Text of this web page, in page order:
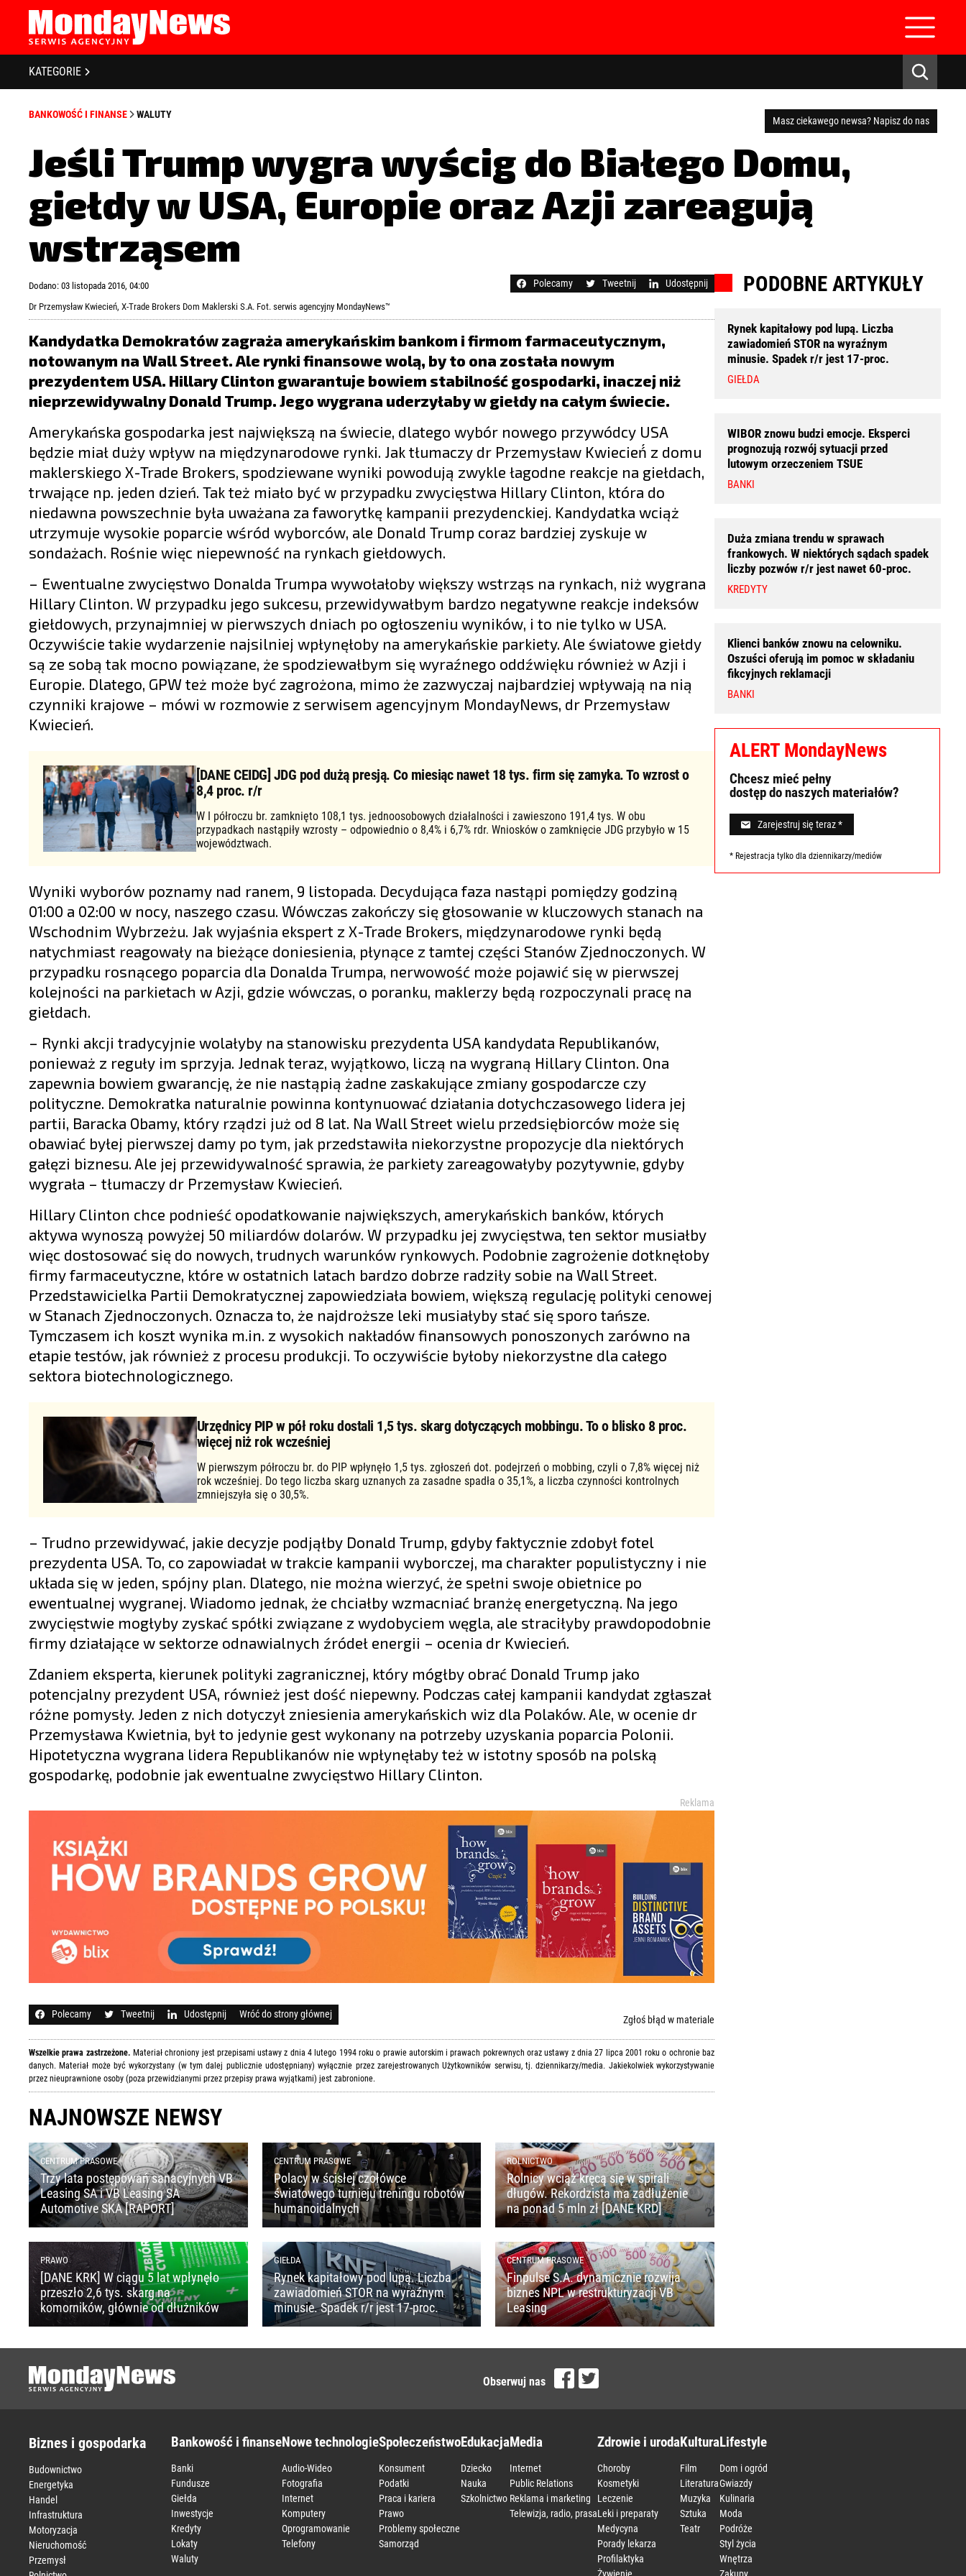
STRONA GŁÓWNA
O NAS
POLITYKA PRYWATNOŚCI
KONTAKT
KATEGORIE
BIZNES I GOSPODARKA
BANKOWOŚĆ I FINANSE
SPOŁECZEŃSTWO
EDUKACJA
MEDIA
ZDROWIE I URODA
KULTURA
LIFESTYLE
OPINIE I KOMENTARZE
BANKOWOŚĆ I FINANSE WALUTY
Masz ciekawego newsa? Napisz do nas
Jeśli Trump wygra wyścig do Białego Domu,
giełdy w USA, Europie oraz Azji zareagują
wstrząsem
Dodano: 03 listopada 2016, 04:00 Polecamy Tweetnij Udostępnij
Dr Przemysław Kwiecień, X-Trade Brokers Dom Maklerski S.A. Fot. serwis agencyjny MondayNews™
Kandydatka Demokratów zagraża amerykańskim bankom i firmom farmaceutycznym,
notowanym na Wall Street. Ale rynki finansowe wolą, by to ona została nowym
prezydentem USA. Hillary Clinton gwarantuje bowiem stabilność gospodarki, inaczej niż
nieprzewidywalny Donald Trump. Jego wygrana uderzyłaby w giełdy na całym świecie.
Amerykańska gospodarka jest największą na świecie, dlatego wybór nowego przywódcy USA
będzie miał duży wpływ na międzynarodowe rynki. Jak tłumaczy dr Przemysław Kwiecień́ z domu
maklerskiego X-Trade Brokers, spodziewane wyniki powodują zwykle łagodne reakcje na giełdach,
trwające np. jeden dzień. Tak też miało być w przypadku zwycięstwa Hillary Clinton, która do
niedawna powszechnie była uważana za faworytkę kampanii prezydenckiej. Kandydatka wciąż
utrzymuje wysokie poparcie wśród wyborców, ale Donald Trump coraz bardziej zyskuje w
sondażach. Rośnie więc niepewność na rynkach giełdowych.
– Ewentualne zwycięstwo Donalda Trumpa wywołałoby większy wstrząs na rynkach, niż wygrana
Hillary Clinton. W przypadku jego sukcesu, przewidywałbym bardzo negatywne reakcje indeksów
giełdowych, przynajmniej w pierwszych dniach po ogłoszeniu wyników, i to nie tylko w USA.
Oczywiście takie wydarzenie najsilniej wpłynęłoby na amerykańskie parkiety. Ale światowe giełdy
są ze sobą tak mocno powiązane, że spodziewałbym się wyraźnego oddźwięku również w Azji i
Europie. Dlatego, GPW też może być zagrożona, mimo że zazwyczaj najbardziej wpływają na nią
czynniki krajowe – mówi w rozmowie z serwisem agencyjnym MondayNews, dr Przemysław
Kwiecień.
[DANE CEIDG] JDG pod dużą presją. Co miesiąc nawet 18 tys. firm się zamyka. To wzrost o
8,4 proc. r/r
W I półroczu br. zamknięto 108,1 tys. jednoosobowych działalności i zawieszono 191,4 tys. W obu
przypadkach nastąpiły wzrosty – odpowiednio o 8,4% i 6,7% rdr. Wniosków o zamknięcie JDG przybyło w 15
województwach.
Wyniki wyborów poznamy nad ranem, 9 listopada. Decydująca faza nastąpi pomiędzy godziną
01:00 a 02:00 w nocy, naszego czasu. Wówczas zakończy się głosowanie w kluczowych stanach na
Wschodnim Wybrzeżu. Jak wyjaśnia ekspert z X-Trade Brokers, międzynarodowe rynki będą
natychmiast reagowały na bieżące doniesienia, płynące z tamtej części Stanów Zjednoczonych. W
przypadku rosnącego poparcia dla Donalda Trumpa, nerwowość może pojawić się w pierwszej
kolejności na parkietach w Azji, gdzie wówczas, o poranku, maklerzy będą rozpoczynali pracę na
giełdach.
– Rynki akcji tradycyjnie wolałyby na stanowisku prezydenta USA kandydata Republikanów,
ponieważ z reguły im sprzyja. Jednak teraz, wyjątkowo, liczą na wygraną Hillary Clinton. Ona
zapewnia bowiem gwarancję, że nie nastąpią żadne zaskakujące zmiany gospodarcze czy
polityczne. Demokratka naturalnie powinna kontynuować działania dotychczasowego lidera jej
partii, Baracka Obamy, który rządzi już od 8 lat. Na Wall Street wielu przedsiębiorców może się
obawiać byłej pierwszej damy po tym, jak przedstawiła niekorzystne propozycje dla niektórych
gałęzi biznesu. Ale jej przewidywalność sprawia, że parkiety zareagowałyby pozytywnie, gdyby
wygrała – tłumaczy dr Przemysław Kwiecień.
Hillary Clinton chce podnieść opodatkowanie największych, amerykańskich banków, których
aktywa wynoszą powyżej 50 miliardów dolarów. W przypadku jej zwycięstwa, ten sektor musiałby
więc dostosować się do nowych, trudnych warunków rynkowych. Podobnie zagrożenie dotknęłoby
firmy farmaceutyczne, które w ostatnich latach bardzo dobrze radziły sobie na Wall Street.
Przedstawicielka Partii Demokratycznej zapowiedziała bowiem, większą regulację polityki cenowej
w Stanach Zjednoczonych. Oznacza to, że najdroższe leki musiałyby stać się sporo tańsze.
Tymczasem ich koszt wynika m.in. z wysokich nakładów finansowych ponoszonych zarówno na
etapie testów, jak również z procesu produkcji. To oczywiście byłoby niekorzystne dla całego
sektora biotechnologicznego.
Urzędnicy PIP w pół roku dostali 1,5 tys. skarg dotyczących mobbingu. To o blisko 8 proc.
więcej niż rok wcześniej
W pierwszym półroczu br. do PIP wpłynęło 1,5 tys. zgłoszeń dot. podejrzeń o mobbing, czyli o 7,8% więcej niż
rok wcześniej. Do tego liczba skarg uznanych za zasadne spadła o 35,1%, a liczba czynności kontrolnych
zmniejszyła się o 30,5%.
– Trudno przewidywać, jakie decyzje podjąłby Donald Trump, gdyby faktycznie zdobył fotel
prezydenta USA. To, co zapowiadał w trakcie kampanii wyborczej, ma charakter populistyczny i nie
układa się w jeden, spójny plan. Dlatego, nie można wierzyć, że spełni swoje obietnice po
ewentualnej wygranej. Wiadomo jednak, że chciałby wzmacniać branżę energetyczną. Na jego
zwycięstwie mogłyby zyskać spółki związane z wydobyciem węgla, ale straciłyby prawdopodobnie
firmy działające w sektorze odnawialnych źródeł energii – ocenia dr Kwiecień.
Zdaniem eksperta, kierunek polityki zagranicznej, który mógłby obrać Donald Trump jako
potencjalny prezydent USA, również jest dość niepewny. Podczas całej kampanii kandydat zgłaszał
różne pomysły. Jeden z nich dotyczył zniesienia amerykańskich wiz dla Polaków. Ale, w ocenie dr
Przemysława Kwietnia, był to jedynie gest wykonany na potrzeby uzyskania poparcia Polonii.
Hipotetyczna wygrana lidera Republikanów nie wpłynęłaby też w istotny sposób na polską
gospodarkę, podobnie jak ewentualne zwycięstwo Hillary Clinton.
Reklama
Polecamy Tweetnij Udostępnij Wróć do strony głównej Zgłoś błąd w materiale
Wszelkie prawa zastrzeżone. Materiał chroniony jest przepisami ustawy z dnia 4 lutego 1994 roku o prawie autorskim i prawach pokrewnych oraz ustawy z dnia 27 lipca 2001 roku o ochronie baz
danych. Materiał może być wykorzystany (w tym dalej publicznie udostępniany) wyłącznie przez zarejestrowanych Użytkowników serwisu, tj. dziennikarzy/media. Jakiekolwiek wykorzystywanie
przez nieuprawnione osoby (poza przewidzianymi przez przepisy prawa wyjątkami) jest zabronione.
NAJNOWSZE NEWSY
CENTRUM PRASOWE
Trzy lata postępowań sanacyjnych VB
Leasing SA i VB Leasing SA
Automotive SKA [RAPORT]
CENTRUM PRASOWE
Polacy w ścisłej czołówce
światowego turnieju treningu robotów
humanoidalnych
ROLNICTWO
Rolnicy wciąż kręcą się w spirali
długów. Rekordzista ma zadłużenie
na ponad 5 mln zł [DANE KRD]
PRAWO
[DANE KRK] W ciągu 5 lat wpłynęło
przeszło 2,6 tys. skarg na
komorników, głównie od dłużników
GIEŁDA
Rynek kapitałowy pod lupą. Liczba
zawiadomień STOR na wyraźnym
minusie. Spadek r/r jest 17-proc.
CENTRUM PRASOWE
Finpulse S.A. dynamicznie rozwija
biznes NPL w restrukturyzacji VB
Leasing
PODOBNE ARTYKUŁY
Rynek kapitałowy pod lupą. Liczba
zawiadomień STOR na wyraźnym
minusie. Spadek r/r jest 17-proc.
GIEŁDA
WIBOR znowu budzi emocje. Eksperci
prognozują rozwój sytuacji przed
lutowym orzeczeniem TSUE
BANKI
Duża zmiana trendu w sprawach
frankowych. W niektórych sądach spadek
liczby pozwów r/r jest nawet 60-proc.
KREDYTY
Klienci banków znowu na celowniku.
Oszuści oferują im pomoc w składaniu
fikcyjnych reklamacji
BANKI
ALERT MondayNews
Chcesz mieć pełny
dostęp do naszych materiałów?
Zarejestruj się teraz *
* Rejestracja tylko dla dziennikarzy/mediów
Obserwuj nas
Biznes i gospodarka
Budownictwo
Energetyka
Handel
Infrastruktura
Motoryzacja
Nieruchomość
Przemysł
Bankowość i finanse
Banki
Fundusze
Giełda
Inwestycje
Kredyty
Lokaty
Waluty
Nowe technologie
Audio-Wideo
Fotografia
Internet
Komputery
Oprogramowanie
Telefony
Społeczeństwo
Konsument
Podatki
Praca i kariera
Prawo
Problemy społeczne
Samorząd
Edukacja
Dziecko
Nauka
Szkolnictwo
Media
Internet
Public Relations
Reklama i marketing
Telewizja, radio, prasa
Zdrowie i uroda
Choroby
Kosmetyki
Leczenie
Leki i preparaty
Medycyna
Porady lekarza
Profilaktyka
Kultura
Film
Literatura
Muzyka
Sztuka
Teatr
Lifestyle
Dom i ogród
Gwiazdy
Kulinaria
Moda
Podróże
Styl życia
Wnętrza